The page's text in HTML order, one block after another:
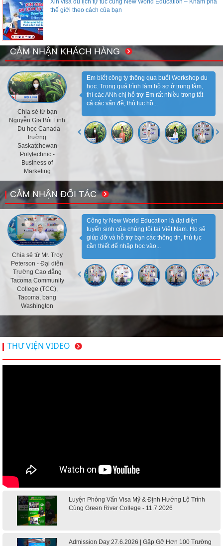
Xin visa du lịch tự túc cùng New World Education – Khám phá
thế giới theo cách của bạn
CẢM NHẬN KHÁCH HÀNG
Chia sẻ từ bạn
Nguyễn Gia Bội Linh
- Du học Canada
trường
Saskatchewan
Polytechnic -
Business of
Marketing
Em biết công ty thông qua buổi Workshop du
học. Trong quá trình làm hồ sơ ở trung tâm,
thì các ANh chị hỗ trợ Em rất nhiều trong tất
cả các vấn đề, thủ tục hồ...
CẢM NHẬN ĐỐI TÁC
Chia sẻ từ Mr. Troy
Peterson - Đại diện
Trường Cao đẳng
Tacoma Community
College (TCC),
Tacoma, bang
Washington
Công ty New World Education là đại diện
tuyển sinh của chúng tôi tại Việt Nam. Họ sẽ
giúp đỡ và hỗ trợ bạn các thông tin, thủ tục
cần thiết để nhập học vào...
THƯ VIỆN VIDEO
Luyện Phỏng Vấn Visa Mỹ & Định Hướng Lộ Trình
Cùng Green River College - 11.7.2026
Admission Day 27.6.2026 | Gặp Gỡ Hơn 100 Trường